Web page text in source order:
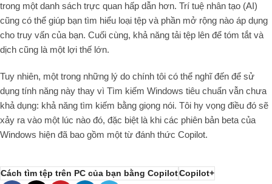
trong một danh sách trực quan hấp dẫn hơn. Trí tuệ nhân tạo (AI)
cũng có thể giúp bạn tìm hiểu loại tệp và phần mở rộng nào áp dụng
cho truy vấn của bạn. Cuối cùng, khả năng tải tệp lên để tóm tắt và
dịch cũng là một lợi thế lớn.
Tuy nhiên, một trong những lý do chính tôi có thể nghĩ đến để sử
dụng tính năng này thay vì Tìm kiếm Windows tiêu chuẩn vẫn chưa
khả dụng: khả năng tìm kiếm bằng giọng nói. Tôi hy vọng điều đó sẽ
xảy ra vào một lúc nào đó, đặc biệt là khi các phiên bản beta của
Windows hiện đã bao gồm một từ đánh thức Copilot.
Cách tìm tệp trên PC của bạn bằng CopilotCopilot+